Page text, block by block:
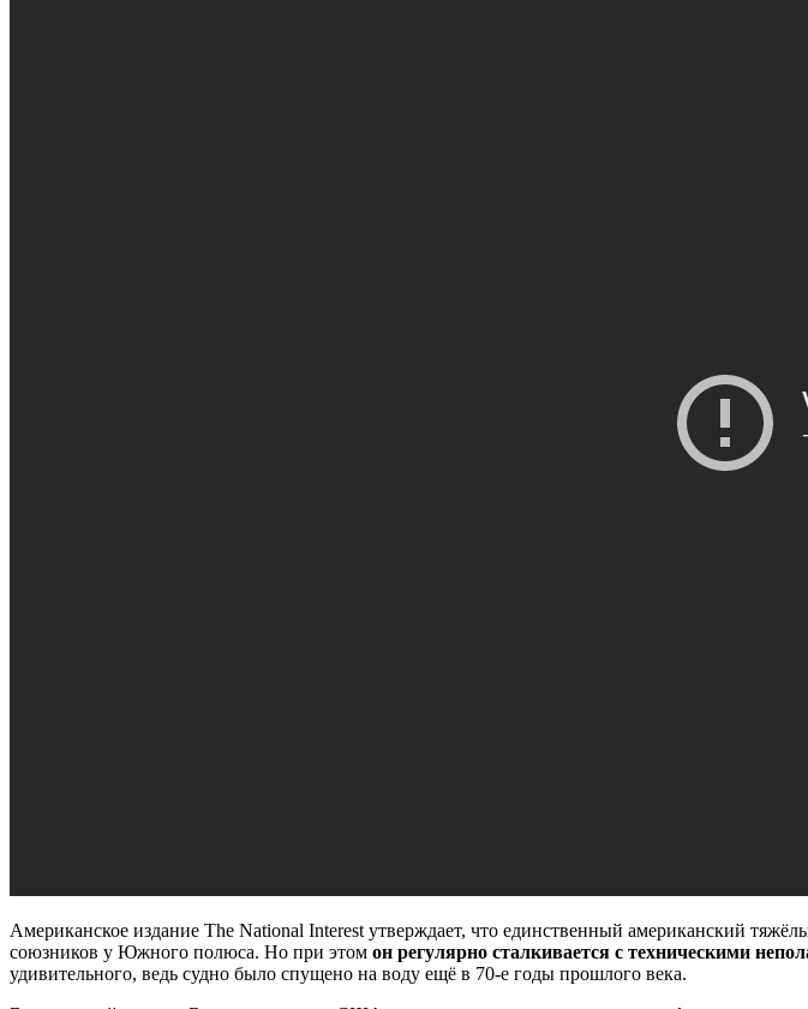
Американское издание The National Interest утверждает, что единственный американский
союзников у Южного полюса. Но при этом он регулярно сталкивается с техническими
удивительного, ведь судно было спущено на воду ещё в 70-е годы прошлого века.